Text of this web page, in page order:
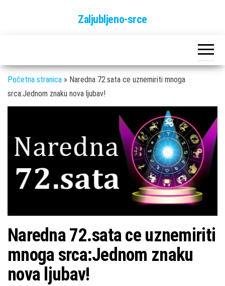
Zaljubljeno-srce
Početna stranica » Naredna 72.sata ce uznemiriti mnoga
srca:Jednom znaku nova ljubav!
Naredna 72.sata ce uznemiriti
mnoga srca:Jednom znaku
nova ljubav!